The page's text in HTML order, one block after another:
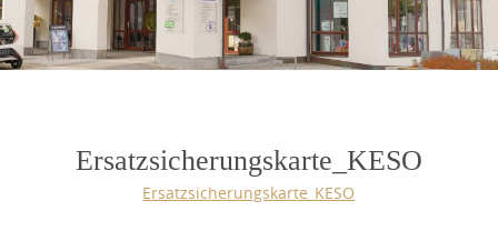
Ersatzsicherungskarte_KESO
Ersatzsicherungskarte_KESO